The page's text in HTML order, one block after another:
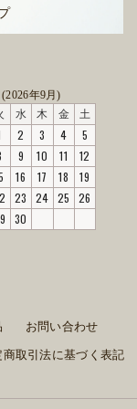
年9月)
水 木 金 土
2 3 4
5
9 10 11
12
16 17 18
19
23 24 25
26
30
お問い合わせ
商取引法に基づく表記